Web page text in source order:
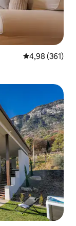
Gemiddelde
4,98 (361)